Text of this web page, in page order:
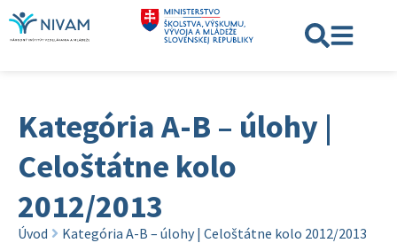
Kategória A-B – úlohy |
Celoštátne kolo
2012/2013
Úvod Kategória A-B – úlohy | Celoštátne kolo 2012/2013